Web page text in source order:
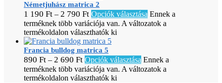
Németjuhász matrica 2
1 190 Ft – 2 790 Ft Opciók választása Ennek a
terméknek több variációja van. A változatok a
termékoldalon választhatók ki
Francia bulldog matrica 5
890 Ft – 2 690 Ft Opciók választása Ennek a
terméknek több variációja van. A változatok a
termékoldalon választhatók ki